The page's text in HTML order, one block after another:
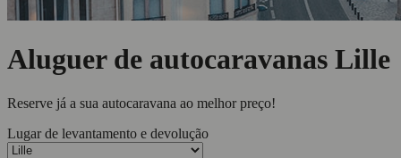
Aluguer de autocaravanas Lille
Reserve já a sua autocaravana ao melhor preço!
Lugar de levantamento e devolução